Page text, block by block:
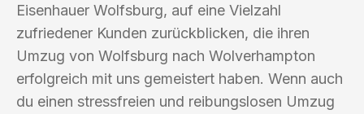
Eisenhauer Wolfsburg, auf eine Vielzahl
zufriedener Kunden zurückblicken, die ihren
Umzug von Wolfsburg nach Wolverhampton
erfolgreich mit uns gemeistert haben. Wenn auch
du einen stressfreien und reibungslosen Umzug